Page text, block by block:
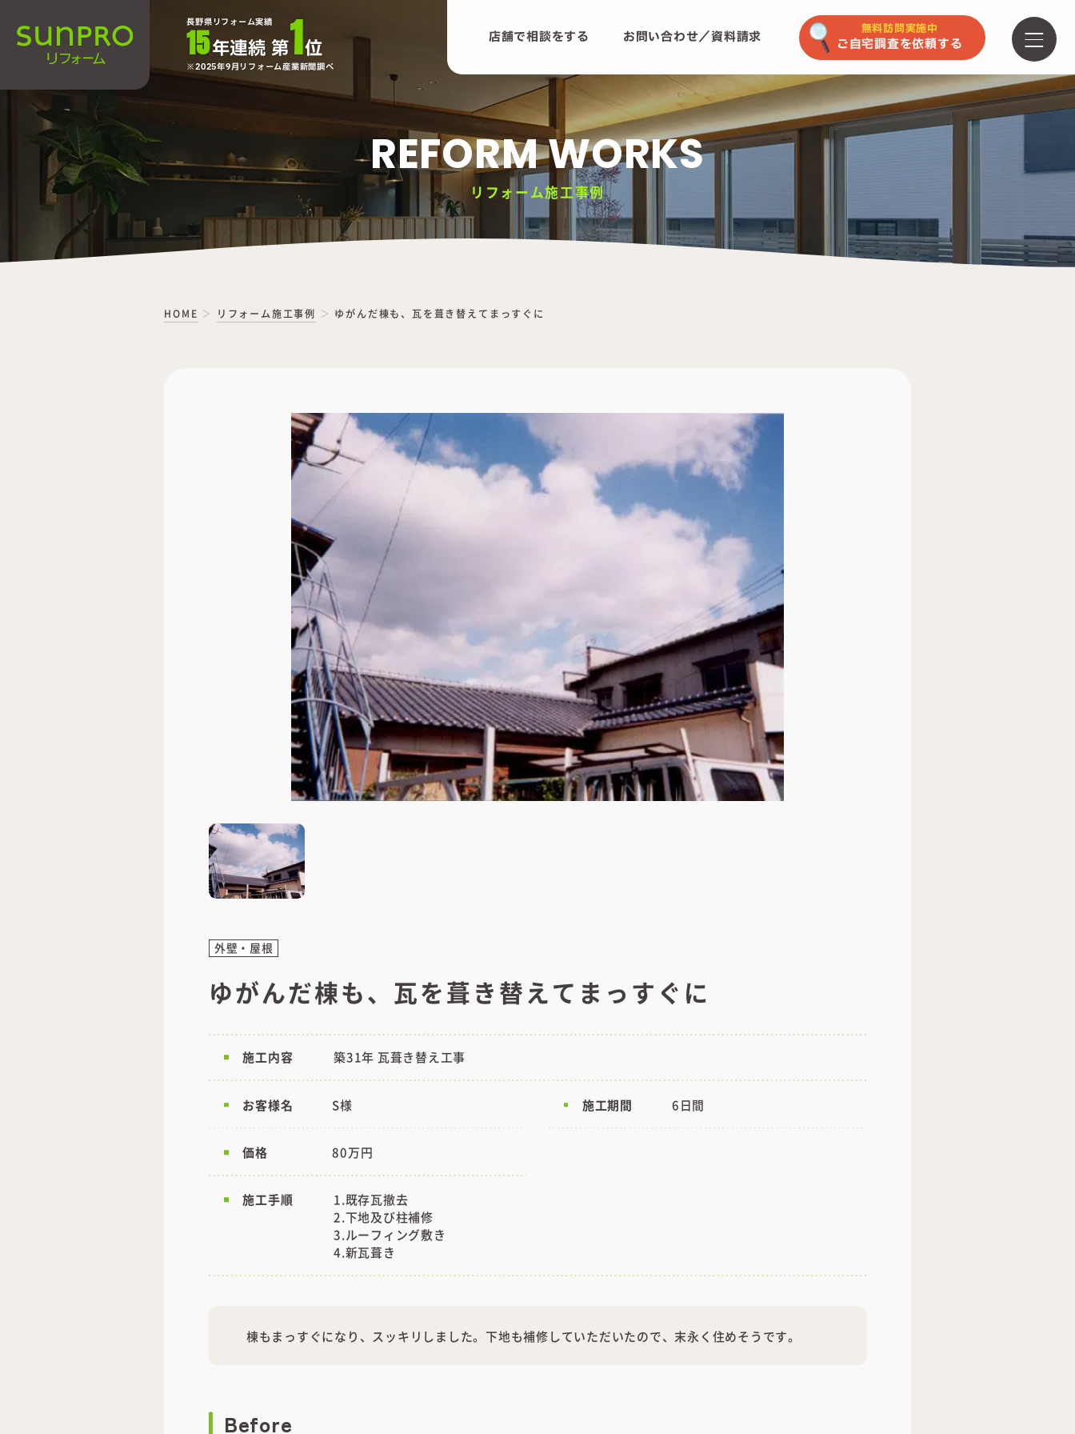
長野県リフォーム実績
15年連続 第1位
2025年9月リフォーム産業新聞調べ
店舗で相談をする お問い合わせ／資料請求 無料訪問実施中
ご自宅調査を依頼する
REFORM WORKS
リフォーム施工事例
HOME リフォーム施工事例 ゆがんだ棟も、瓦を葺き替えてまっすぐに
外壁・屋根
ゆがんだ棟も、瓦を葺き替えてまっすぐに
施工内容 築31年 瓦葺き替え工事
お客様名 S様 施工期間 6日間
価格 80万円
施工手順
1.既存瓦撤去
2.下地及び柱補修
3.ルーフィング敷き
4.新瓦葺き
棟もまっすぐになり、スッキリしました。下地も補修していただいたので、末永く住めそうです。
Before